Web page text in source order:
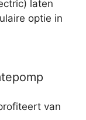
laten
optie in
van